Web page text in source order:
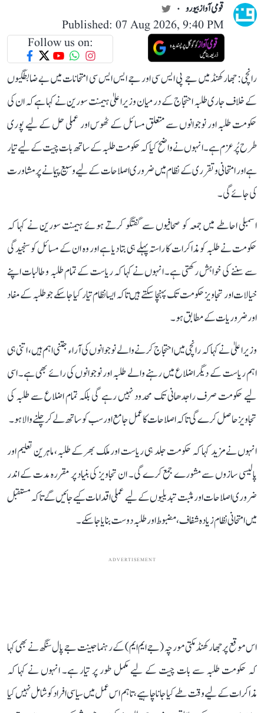
قومی آواز بیورو
Published: 07 Aug 2026, 9:40 PM
Follow us on:
رانچی: جھارکھنڈ میں جے پی ایس سی اور جے ایس ایس سی امتحانات میں بے ضابطگیوں
کے خلاف جاری طلبہ احتجاج کے درمیان وزیر اعلیٰ ہیمنت سورین نے کہا ہے کہ ان کی
حکومت طلبہ اور نوجوانوں سے متعلق مسائل کے ٹھوس اور عملی حل کے لیے پوری
طرح پُرعزم ہے۔ انہوں نے واضح کیا کہ حکومت طلبہ کے ساتھ بات چیت کے لیے تیار
ہے اور امتحانی و تقرری کے نظام میں ضروری اصلاحات کے لیے وسیع پیمانے پر مشاورت
کی جائے گی۔
اسمبلی احاطے میں جمعہ کو صحافیوں سے گفتگو کرتے ہوئے ہیمنت سورین نے کہا کہ
حکومت نے طلبہ کو مذاکرات کا راستہ پہلے ہی بتا دیا ہے اور وہ ان کے مسائل کو سنجیدگی
سے سننے کی خواہش رکھتی ہے۔ انہوں نے کہا کہ ریاست کے تمام طلبہ و طالبات اپنے
خیالات اور تجاویز حکومت تک پہنچا سکتے ہیں تاکہ ایسا نظام تیار کیا جا سکے جو طلبہ کے مفاد
اور ضروریات کے مطابق ہو۔
وزیر اعلیٰ نے کہا کہ رانچی میں احتجاج کرنے والے نوجوانوں کی آراء جتنی اہم ہیں، اتنی ہی
اہم ریاست کے دیگر اضلاع میں رہنے والے طلبہ اور نوجوانوں کی رائے بھی ہے۔ اسی
لیے حکومت صرف راجدھانی تک محدود نہیں رہے گی بلکہ تمام اضلاع سے طلبہ کی
تجاویز حاصل کرے گی تاکہ اصلاحات کا عمل جامع اور سب کو ساتھ لے کر چلنے والا ہو۔
انہوں نے مزید کہا کہ حکومت جلد ہی ریاست اور ملک بھر کے طلبہ، ماہرین تعلیم اور
پالیسی سازوں سے مشورے جمع کرے گی۔ ان تجاویز کی بنیاد پر مقررہ مدت کے اندر
ضروری اصلاحات اور مثبت تبدیلیوں کے لیے عملی اقدامات کیے جائیں گے تاکہ مستقبل
میں امتحانی نظام زیادہ شفاف، مضبوط اور طلبہ دوست بنایا جا سکے۔
ADVERTISEMENT
اس موقع پر جھارکھنڈ مکتی مورچہ (جے ایم ایم) کے رہنما جینت جے پال سنگھ نے بھی کہا
کہ حکومت طلبہ سے بات چیت کے لیے مکمل طور پر تیار ہے۔ انہوں نے کہا کہ
مذاکرات کے لیے وقت طے کیا جانا چاہیے، تاہم اس عمل میں سیاسی افراد کو شامل نہیں کیا